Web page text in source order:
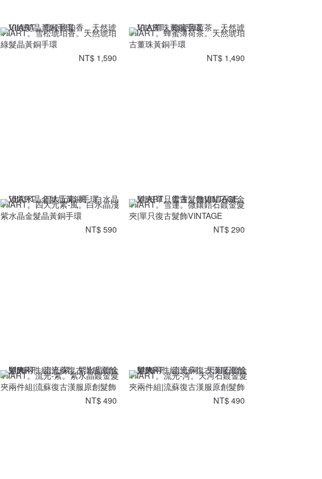
VIIART。雪松琥珀香。天然琥珀
綠髮晶黃銅手環
NT$ 1,590
VIIART。蜂蜜薄荷茶。天然琥珀
古董珠黃銅手環
NT$ 1,490
VIIART。四大元素-風。白水晶淺
紫水晶金髮晶黃銅手環
NT$ 590
VIIART。雪蓮。微鑲鋯石鍍金髮
夾|單只復古髮飾VINTAGE
NT$ 290
VIIART。流光-紫。紫水晶鍍金髮
夾兩件組|流蘇復古漢服原創髮飾
NT$ 490
VIIART。流光-河。天河石鍍金髮
夾兩件組|流蘇復古漢服原創髮飾
NT$ 490